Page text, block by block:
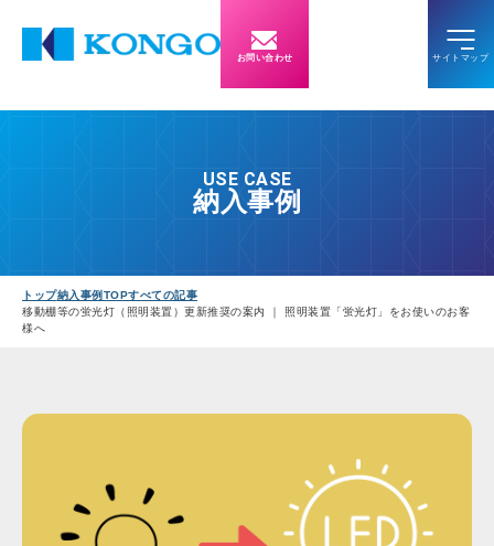
お問い合わせ
USE CASE
納入事例
トップ納入事例TOPすべての記事
移動棚等の蛍光灯（照明装置）更新推奨の案内 ｜ 照明装置「蛍光灯」をお使いのお客
様へ